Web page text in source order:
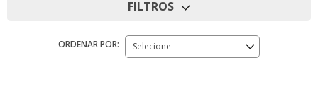
FILTROS
ORDENAR POR: Selecione